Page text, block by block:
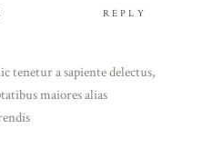
REPLY
tenetur a sapiente delectus,
maiores alias